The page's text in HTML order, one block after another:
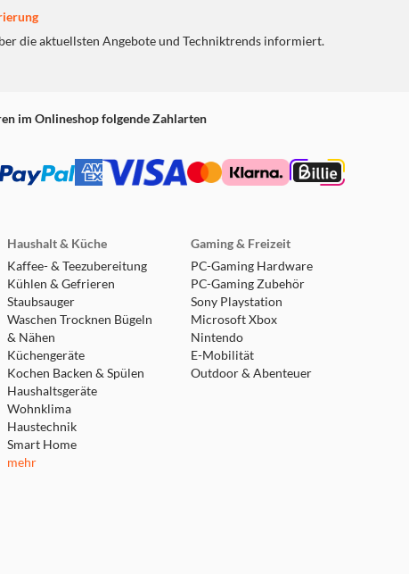
die aktuellsten Angebote und Techniktrends informiert.
im Onlineshop folgende Zahlarten
Haushalt & Küche
Kaffee- & Teezubereitung
Kühlen & Gefrieren
Staubsauger
Waschen Trocknen Bügeln
& Nähen
Küchengeräte
Kochen Backen & Spülen
Haushaltsgeräte
Wohnklima
Haustechnik
Smart Home
mehr
Gaming & Freizeit
PC-Gaming Hardware
PC-Gaming Zubehör
Sony Playstation
Microsoft Xbox
Nintendo
E-Mobilität
Outdoor & Abenteuer